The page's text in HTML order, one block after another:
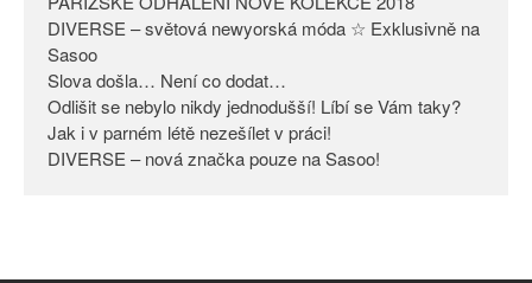
móda ☆ Exklusivně na Sasoo
Odlišit se nebylo nikdy
jednodušší! Líbí se Vám taky?
Jak i v parném létě nezešílet v
práci!
DIVERSE – světová newyorská móda ☆ Exklusivně na
Sasoo
Slova došla… Není co dodat…
Odlišit se nebylo nikdy jednodušší! Líbí se Vám taky?
Jak i v parném létě nezešílet v práci!
DIVERSE – nová značka pouze na Sasoo!